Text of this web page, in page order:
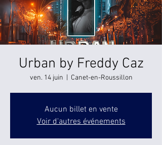
Urban by Freddy Caz
ven. 14 juin Canet-en-Roussillon
Aucun billet en vente
Voir d'autres événements